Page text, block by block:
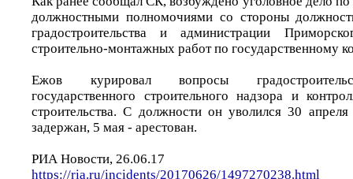
должностными полномочиями со стороны
градостроительства и администрации
строительно-монтажных работ по государственному
Ежов курировал вопросы
государственного строительного надзора и
строительства. С должности он уволился 30
задержан, 5 мая - арестован.
РИА Новости, 26.06.17
https://ria.ru/incidents/20170626/1497270238.html